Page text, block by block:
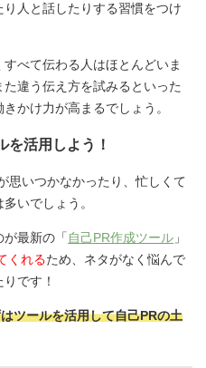
人と話したりする習慣をつけ
べて伝わる人はほとんどいま
違う伝え方を試みるといった
かけ力が高まるでしょう。
を活用しよう！
思いつかなかったり、忙しくて
いでしょう。
最新の「 自己PR作成ツール 」
くれるため、ネタがなく悩んで
です！
ツールを活用して自己PRの土